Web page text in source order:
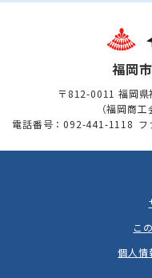
福岡
〒812-0011 福岡県
（福岡商
電話番号：092-441-1118 フ
こ
個人情